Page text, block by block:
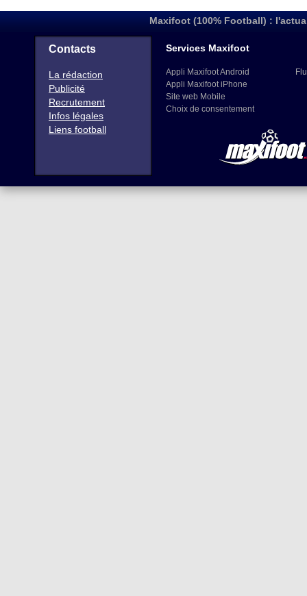
Maxifoot (100% Football) :
Contacts
La rédaction
Publicité
Recrutement
Infos légales
Liens football
Services Maxifoot
Appli Maxifoot Android
Appli Maxifoot iPhone
Site web Mobile
Choix de consentement